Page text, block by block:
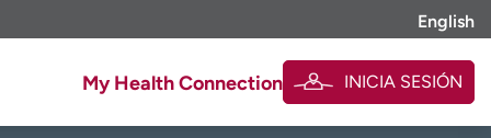
English
My Health Connection INICIA SESIÓN